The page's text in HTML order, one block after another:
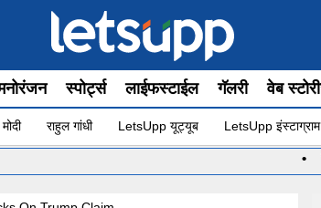
स्पोर्ट्स लाईफस्टाईल गॅलरी वेब
राहुल गांधी LetsUpp यूट्यूब LetsUpp इंस्टाग्राम
”योग सुरू